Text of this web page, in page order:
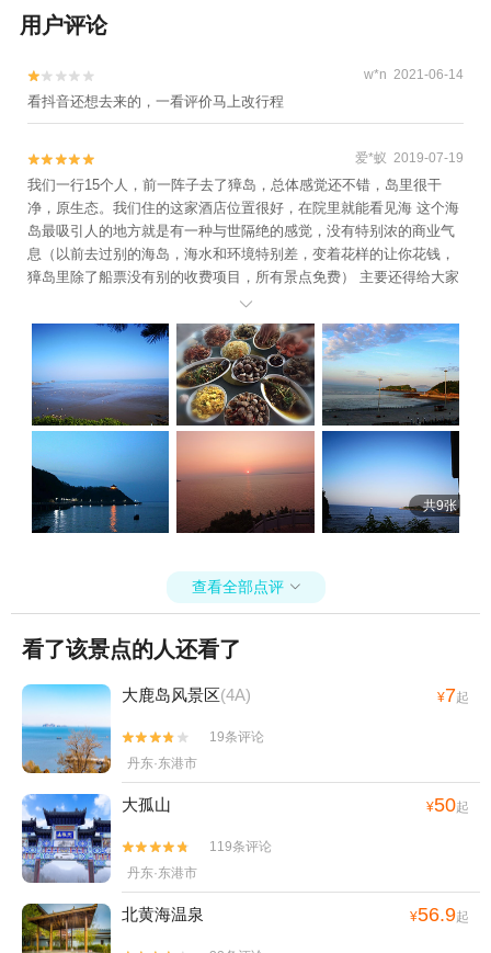
用户评论

 w*n 2021-06-14
看抖音还想去来的，一看评价马上改行程

 爱*蚁 2019-07-19
我们一行15个人，前一阵子去了獐岛，总体感觉还不错，岛里很干
净，原生态。我们住的这家酒店位置很好，在院里就能看见海 这个海
岛最吸引人的地方就是有一种与世隔绝的感觉，没有特别浓的商业气
息（以前去过别的海岛，海水和环境特别差，变着花样的让你花钱，
獐岛里除了船票没有别的收费项目，所有景点免费） 主要还得给大家
一个建议，不要盲目去獐岛，最好提前预定一个酒店或者名宿，找一
个靠谱的离海近的，最最重要的还得是做饭好吃！这家老板自己有小
渔船 所有的海鲜都现捕现吃，和外边的味道就是不一样，价格还便
宜，超值！还带我们出海打打渔，体验了一次做渔民的感觉！老板和
老板娘超级热情细心，给我们把周边的环境介绍的很具体，特别能聊
得来，就像串亲戚一样，很舒心。对这次旅游和吃住十分满意，尤其
是老板家的饭菜回味无穷！！朋友们都是意犹未尽的离岛，如果不是
着急上班一定多呆几天。不过已经商量好和同事们下个月再来玩～～
～ 以上给你们做个参考，如果有朋友想来可以联系这家老板娘：1384
****381

共9张
查看全部点评 
看了该景点的人还看了
大鹿岛风景区(4A) ¥7起


19条评论
丹东·东港市
大孤山 ¥50起


119条评论
丹东·东港市
北黄海温泉 ¥56.9起